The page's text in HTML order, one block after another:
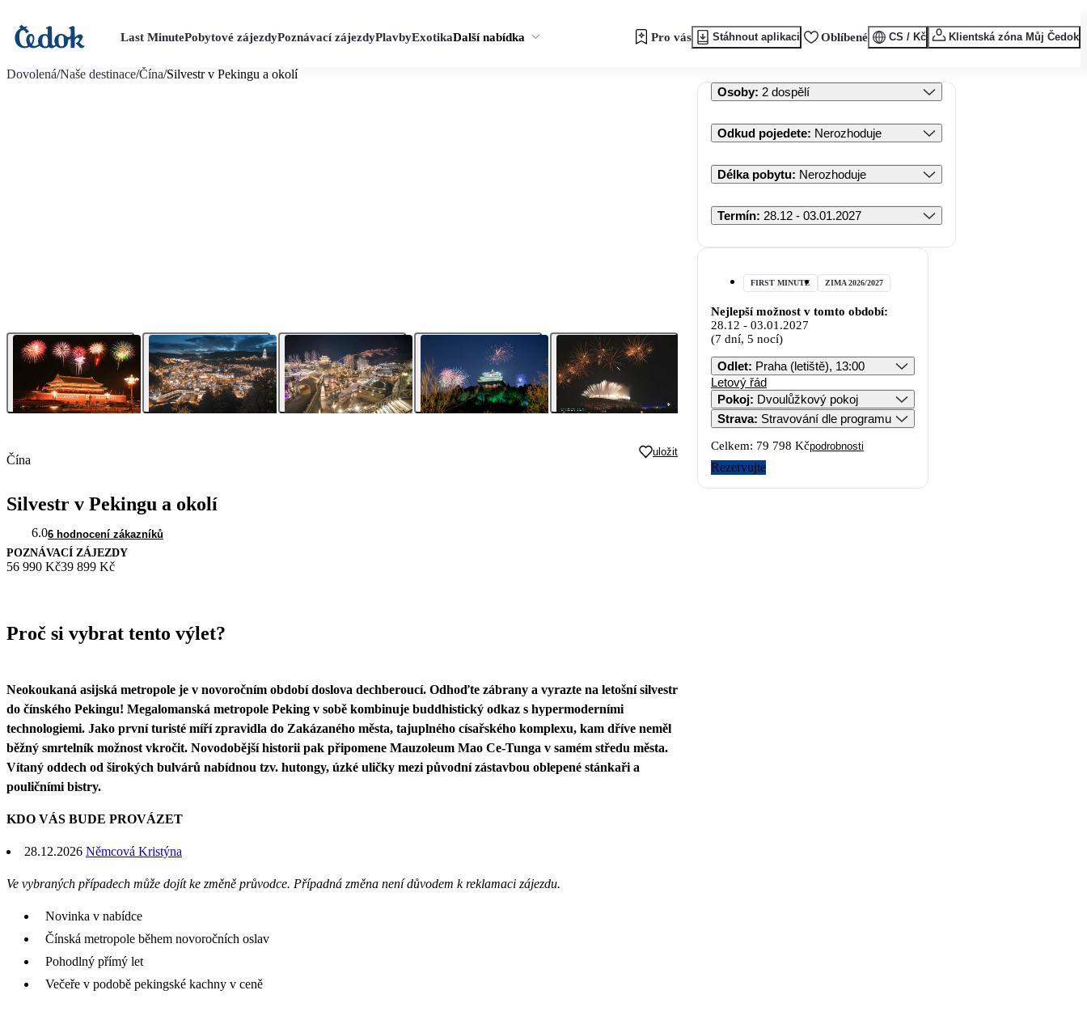
Last MinutePobytové zájezdyPoznávací zájezdyPlavbyExotikaDalší nabídka Pro vás Stáhnout aplikaci Oblíbené CS / Kč Klientská zóna Můj Čedok
Dovolená/Naše destinace/Čína/Silvestr v Pekingu a okolí
Čína
uložit
Silvestr v Pekingu a okolí
6.06 hodnocení zákazníků
POZNÁVACÍ ZÁJEZDY
56 990 Kč39 899 Kč
Proč si vybrat tento výlet?
Neokoukaná asijská metropole je v novoročním období doslova dechberoucí. Odhoďte zábrany a vyrazte na letošní silvestr
do čínského Pekingu! Megalomanská metropole Peking v sobě kombinuje buddhistický odkaz s hypermoderními
technologiemi. Jako první turisté míří zpravidla do Zakázaného města, tajuplného císařského komplexu, kam dříve neměl
běžný smrtelník možnost vkročit. Novodobější historii pak připomene Mauzoleum Mao Ce-Tunga v samém středu města.
Vítaný oddech od širokých bulvárů nabídnou tzv. hutongy, úzké uličky mezi původní zástavbou oblepené stánkaři a
pouličními bistry.
KDO VÁS BUDE PROVÁZET
28.12.2026 Němcová Kristýna
Ve vybraných případech může dojít ke změně průvodce. Případná změna není důvodem k reklamaci zájezdu.
Novinka v nabídce
Čínská metropole během novoročních oslav
Pohodlný přímý let
Večeře v podobě pekingské kachny v ceně
Osoby: 2 dospělí
Odkud pojedete: Nerozhoduje
Délka pobytu: Nerozhoduje
Termín: 28.12 - 03.01.2027
FIRST MINUTE ZIMA 2026/2027
Nejlepší možnost v tomto období:
28.12 - 03.01.2027
(7 dní, 5 nocí)
Odlet: Praha (letiště), 13:00
Letový řád
Pokoj: Dvoulůžkový pokoj
Strava: Stravování dle programu
Celkem: 79 798 Kčpodrobnosti
Rezervujte